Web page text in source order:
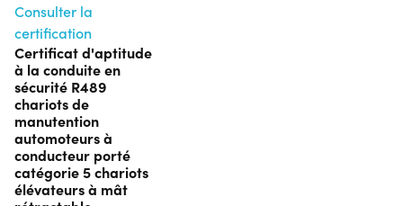
Consulter la
certification
Certificat d'aptitude
à la conduite en
sécurité R489
chariots de
manutention
automoteurs à
conducteur porté
catégorie 5 chariots
élévateurs à mât